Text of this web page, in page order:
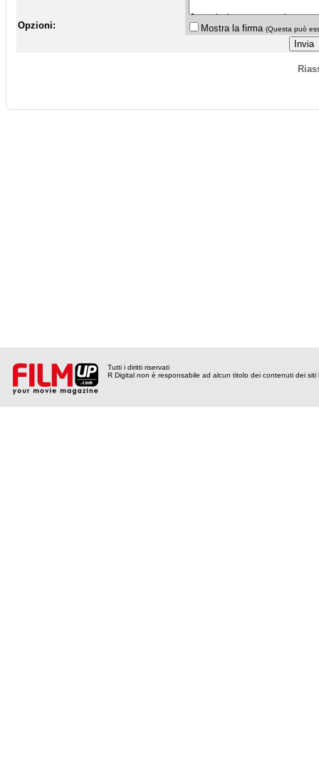
Opzioni: Mostra la firma (Questa può
Tutti i diritti riservati
R Digital non è responsabile ad alcun titolo dei contenuti dei siti